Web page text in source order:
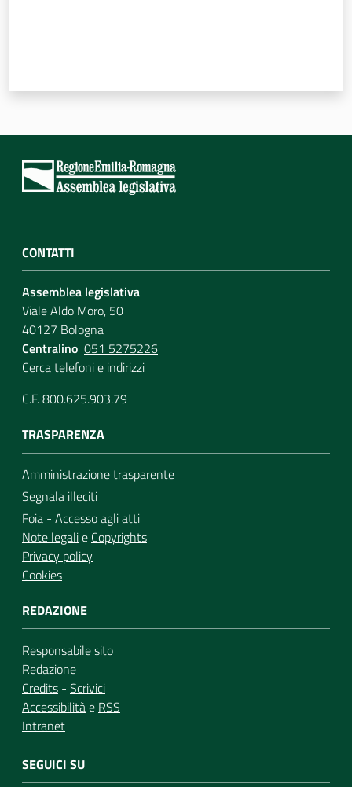
Argomenti
Per i cittadini
CONTATTI
Assemblea legislativa
Viale Aldo Moro, 50
40127 Bologna
Centralino 051 5275226
Cerca telefoni e indirizzi
C.F. 800.625.903.79
TRASPARENZA
Amministrazione trasparente
Segnala illeciti
Foia - Accesso agli atti
Note legalie Copyrights
Privacy policy
Cookies
REDAZIONE
Responsabile sito
Redazione
Credits - Scrivici
Accessibilitàe RSS
Intranet
SEGUICI SU